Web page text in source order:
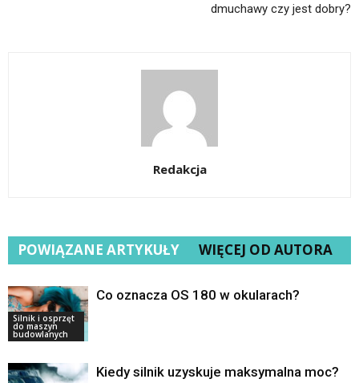
dmuchawy czy jest dobry?
Redakcja
POWIĄZANE ARTYKUŁY WIĘCEJ OD AUTORA
Silnik i osprzęt
do maszyn
budowlanych
Co oznacza OS 180 w okularach?
Kiedy silnik uzyskuje maksymalna moc?